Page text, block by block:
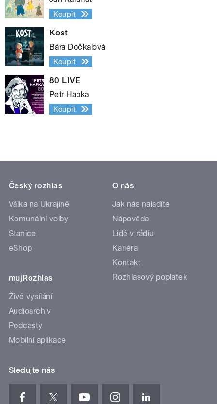
Koupit
Kost
Bára Dočkalová
Koupit
80 LIVE
Petr Hapka
Koupit
Český rozhlas
Válka na Ukrajině
Komunální volby
Stanice
eShop
mujRozhlas
Živé vysílání
Audioarchiv
Podcasty
Mobilní aplikace
O nás
Jak nás naladíte
Nápověda
Lidé v rádiu
Kariéra
Kontakt
Rozhlasový poplatek
Sledujte nás